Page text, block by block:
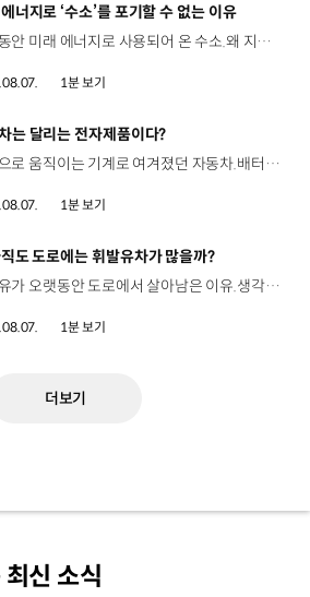
상]너지로 ‘수소’를 포기할 수 없는 이유
오랫동안 미래 에너지로 사용되어 온 수소.왜 지금까지도 중요한 선택지로 꼽힐까요? 현대진행형 팟캐스트 EP.21에서 확인하세요.📻 #현대자동차그룹 #현대진행형 #모빌리티팟캐스트 #수소전기차 #수소에너지 #연료 #미래모빌리티 #모빌리티
1분 보기
상]는 달리는 전자제품이다?
엔진으로 움직이는 기계로 여겨졌던 자동차.배터리와 소프트웨어를 통해 어떻게 바뀌고 있을까요? 현대진행형 팟캐스트 EP.21에서 확인하세요.📻 #현대자동차그룹 #현대진행형 #모빌리티팟캐스트 #SDV #전기차 #연료 #미래모빌리티 #모빌리티
1분 보기
상]도 도로에는 휘발유차가 많을까?
휘발유가 오랫동안 도로에서 살아남은 이유.생각보다 강력한 장점이 있었습니다. 현대진행형 팟캐스트 EP.21에서 확인하세요.📻 #현대자동차그룹 #현대진행형 #모빌리티팟캐스트 #휘발유 #내연기관 #연료 #미래모빌리티 #모빌리티
1분 보기
더보기
신 소식